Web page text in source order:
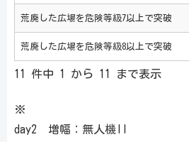
荒廃した広場を危険等級7以上で突破
荒廃した広場を危険等級8以上で突破
11 件中 1 から 11 まで表示
※
day2 増幅：無人機II